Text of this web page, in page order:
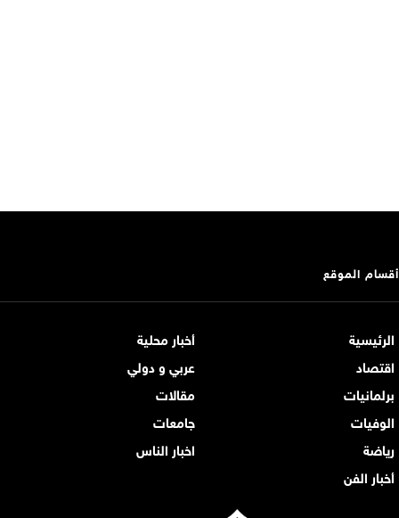
أقسام الموقع
الرئيسية
أخبار محلية
اقتصاد
عربي و دولي
برلمانيات
مقالات
الوفيات
جامعات
رياضة
اخبار الناس
أخبار الفن